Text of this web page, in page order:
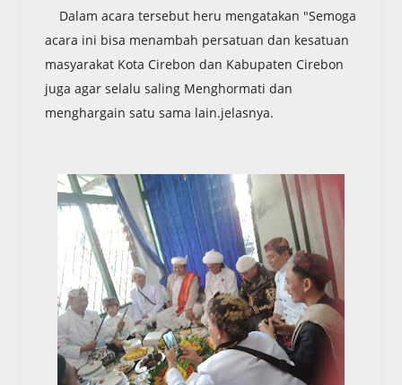
Dalam acara tersebut heru mengatakan "Semoga
acara ini bisa menambah persatuan dan kesatuan
masyarakat Kota Cirebon dan Kabupaten Cirebon
juga agar selalu saling Menghormati dan
menghargain satu sama lain.jelasnya.